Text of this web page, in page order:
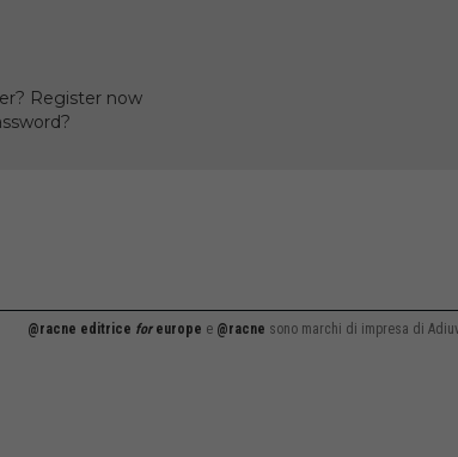
Register now
@racne editrice foreurope e @racne sono marchi di impresa di